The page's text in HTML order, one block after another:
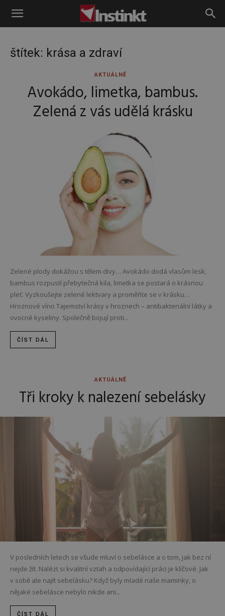
Instinkt
štítek: krása a zdraví
AKTUÁLNĚ
Avokádo, limetka, bambus.
Zelená z vás udělá krásku
Zelené plody dokážou s tělem divy… Avokádo dodá vlasům lesk,
bambus rozpustí přebytečná kila, limetka se postará o krásnou
pleť. Vyzkoušejte zelené lektvary a proměňte se v krásku…
Hroznové víno Tajemství krásy v hroznech – antibakteriální látky a
ovocné kyseliny. Společně bojují proti...
ČÍST DÁL
AKTUÁLNĚ
Tři kroky k nalezení sebelásky
V posledních letech se všude mluví o sebelásce a o tom, jak bez ní
nejde žít. Nalézt si kvalitní vztah a odpovídající práci je klíčové. Jak
v sobě ale najít sebelásku? Když byly mladé naše maminky, o
nějaké sebelásce nebylo nikde ani...
ČÍST DÁL